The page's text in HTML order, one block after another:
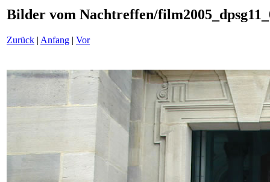
Bilder vom Nachtreffen/
Zurück | Anfang | Vor